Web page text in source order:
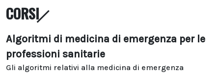
CORSI
Algoritmi di medicina di emergenza per le
professioni sanitarie
Gli algoritmi relativi alla medicina di emergenza